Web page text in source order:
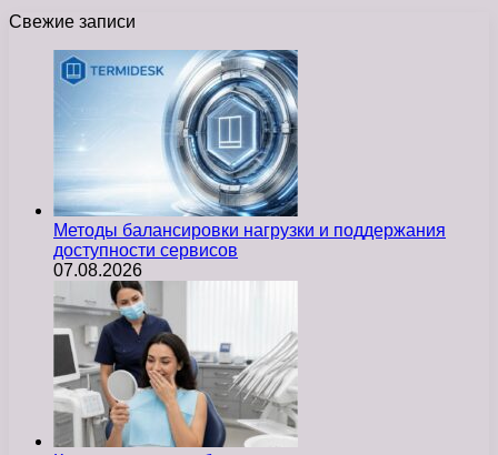
Свежие записи
Методы балансировки нагрузки и поддержания
доступности сервисов
07.08.2026